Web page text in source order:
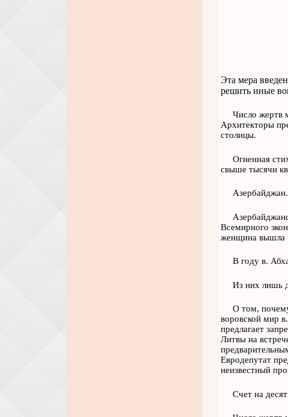
Эта мера
решить иные
Число жертв
Архитекторы
столицы.
Огненная
свыше тысячи
Азербайджан.
Всемирного
женщина вышла
В году в.
Из них лишь
О том,
воровской мир
предлагает
Литвы на
Евродепутат
неизвестный
Счет на